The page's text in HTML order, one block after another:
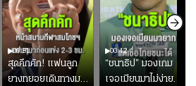
00:51
สุดคึกคัก! แฟนลูก
ยางทยอยเดินทางมา
00:42
“ชนาธิป” มองเกม
เจอเมียนมาไม่ง่าย